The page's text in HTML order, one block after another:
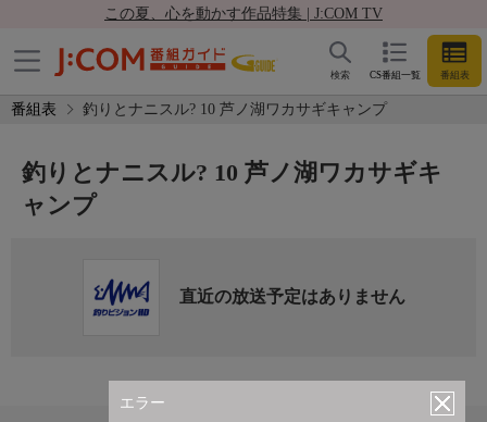
この夏、心を動かす作品特集 | J:COM TV
CS番組一覧 番組表
検索
番組表 釣りとナニスル? 10 芦ノ湖ワカサギキャンプ
エラー
釣りとナニスル? 10 芦ノ湖ワカサギキ
ャンプ
直近の放送予定はありません